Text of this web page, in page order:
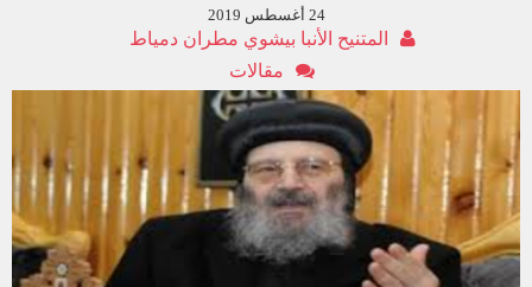
24 أغسطس 2019
المتنيح الأنبا بيشوي مطران دمياط
مقالات